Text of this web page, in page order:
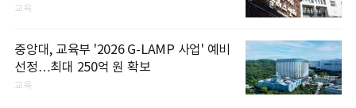
교육
중앙대, 교육부 '2026 G-LAMP 사업' 예비
선정…최대 250억 원 확보
교육